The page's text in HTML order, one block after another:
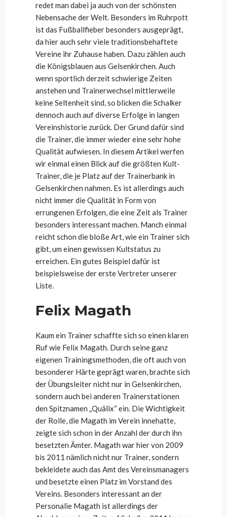
redet man dabei ja auch von der schönsten
Nebensache der Welt. Besonders im Ruhrpott
ist das Fußballfieber besonders ausgeprägt,
da hier auch sehr viele traditionsbehaftete
Vereine ihr Zuhause haben. Dazu zählen auch
die Königsblauen aus Gelsenkirchen. Auch
wenn sportlich derzeit schwierige Zeiten
anstehen und Trainerwechsel mittlerweile
keine Seltenheit sind, so blicken die Schalker
dennoch auch auf diverse Erfolge in langen
Vereinshistorie zurück. Der Grund dafür sind
die Trainer, die immer wieder eine sehr hohe
Qualität aufwiesen. In diesem Artikel werfen
wir einmal einen Blick auf die größten Kult-
Trainer, die je Platz auf der Trainerbank in
Gelsenkirchen nahmen. Es ist allerdings auch
nicht immer die Qualität in Form von
errungenen Erfolgen, die eine Zeit als Trainer
besonders interessant machen. Manch einmal
reicht schon die bloße Art, wie ein Trainer sich
gibt, um einen gewissen Kultstatus zu
erreichen. Ein gutes Beispiel dafür ist
beispielsweise der erste Vertreter unserer
Liste.
Felix Magath
Kaum ein Trainer schaffte sich so einen klaren
Ruf wie Felix Magath. Durch seine ganz
eigenen Trainingsmethoden, die oft auch von
besonderer Härte geprägt waren, brachte sich
der Übungsleiter nicht nur in Gelsenkirchen,
sondern auch bei anderen Trainerstationen
den Spitznamen „Quälix“ ein. Die Wichtigkeit
der Rolle, die Magath im Verein innehatte,
zeigte sich schon in der Anzahl der durch ihn
besetzten Ämter. Magath war hier von 2009
bis 2011 nämlich nicht nur Trainer, sondern
bekleidete auch das Amt des Vereinsmanagers
und besetzte einen Platz im Vorstand des
Vereins. Besonders interessant an der
Personalie Magath ist allerdings der